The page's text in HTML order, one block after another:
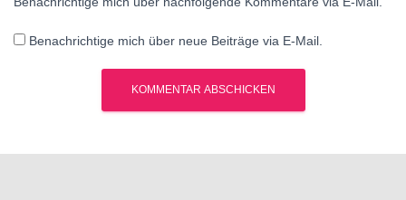
Benachrichtige mich über neue Beiträge via E-Mail.